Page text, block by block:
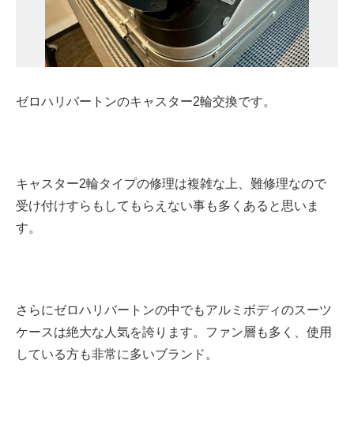
ゼロハリバートンのキャスター2輪交換です。
キャスター2輪タイプの修理は複雑な上、難修理なので
受け付けすらもしてもらえない事も多くあると思いま
す。
さらにゼロハリバートンの中でもアルミボディのスーツ
ケースは絶大な人気を誇ります。ファン層も多く、使用
している方も非常に多いブランド。